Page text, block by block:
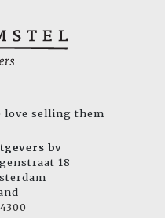
love selling them
bv
18